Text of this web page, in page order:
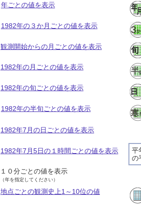
年ごとの値を表示
1982年の３か月ごとの値を表示
観測開始からの月ごとの値を表示
1982年の月ごとの値を表示
1982年の旬ごとの値を表示
1982年の半旬ごとの値を表示
1982年7月の日ごとの値を表示
平
の
1982年7月5日の１時間ごとの値を表示
１０分ごとの値を表示
（年を指定してください）
地点ごとの観測史上1～10位の値